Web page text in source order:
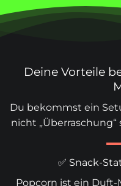
Deine Vorteile
Du bekommst ein
nicht
✅ Snack-
Popcorn ist ein